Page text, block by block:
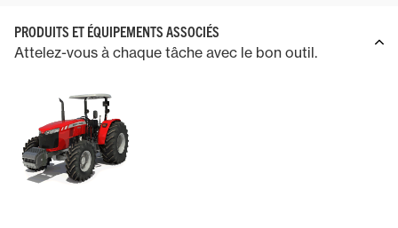
PRODUITS ET ÉQUIPEMENTS ASSOCIÉS
Attelez-vous à chaque tâche avec le bon outil.